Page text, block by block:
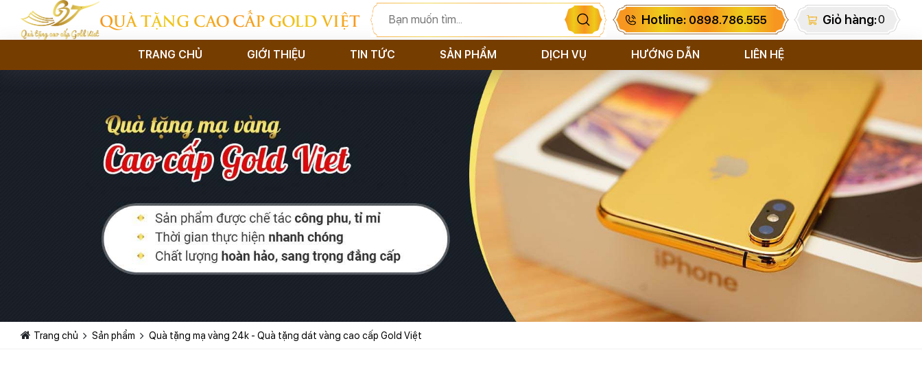
QUÀ TẶNG CAO CẤP GOLD VIỆT Hotline: 0898.786.555 Giỏ hàng:0
TRANG CHỦ GIỚI THIỆU TIN TỨC SẢN PHẨM DỊCH VỤ HƯỚNG DẪN LIÊN HỆ
Trang chủ Sản phẩm Quà tặng mạ vàng 24k - Quà tặng dát vàng cao cấp Gold Việt